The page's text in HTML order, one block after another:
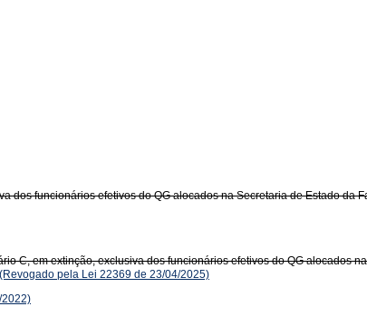
dos funcionários efetivos do QG alocados na Secretaria de Estado da
C, em extinção, exclusiva dos funcionários efetivos do QG alocados
(Revogado pela Lei 22369 de 23/04/2025)
2022)